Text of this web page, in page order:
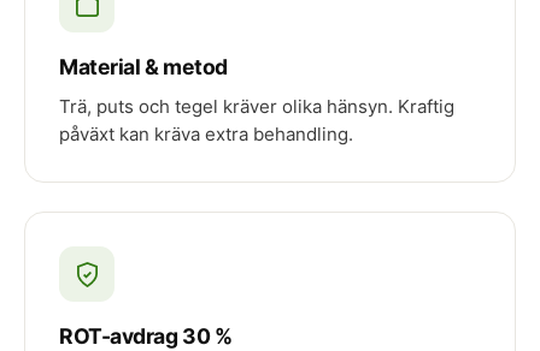
Material & metod
Trä, puts och tegel kräver olika hänsyn. Kraftig
påväxt kan kräva extra behandling.
ROT-avdrag 30 %